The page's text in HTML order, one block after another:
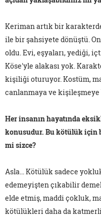
Keriman artık bir
ile bir şahsiyete dönüştü.
oldu. Evi, eşyaları, yediği,
Köse'yle alakası yok.
kişiliği oturuyor. Kostüm,
canlanmaya ve kişileşmeye
Her insanın hayatında
konusudur. Bu kötülük
mi sizce?
Asla... Kötülük sadece
edemeyişten çıkabilir
elde etmiş, maddi çokluk,
kötülükleri daha da